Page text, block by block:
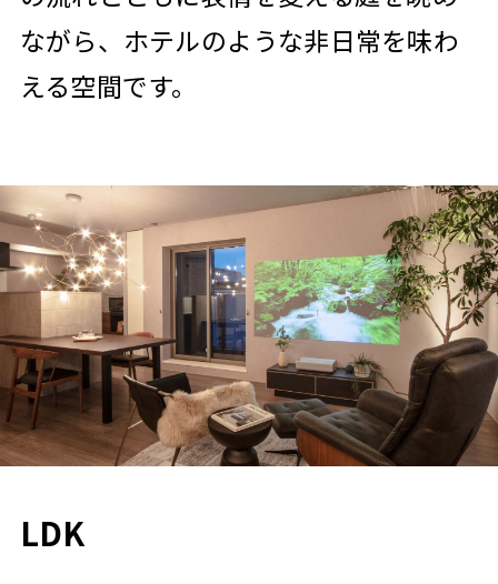
ながら、ホテルのような非日常を味わ
える空間です。
LDK